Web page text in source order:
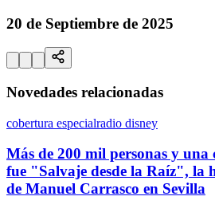
20 de Septiembre de 2025
Novedades relacionadas
cobertura especialradio disney
Más de 200 mil personas y una
fue "Salvaje desde la Raíz", la
de Manuel Carrasco en Sevilla